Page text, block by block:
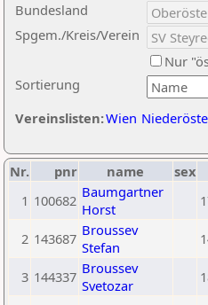
Sortierung
Bundesland
Spgem./Kreis/Verein
Nur
Vereinslisten:Wien
Nr. pnr name sex
1 100682 Baumgartner
Horst
2 143687 Broussev
Stefan
3 144337 Broussev
Svetozar